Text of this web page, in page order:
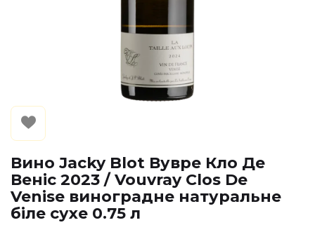
Вино Jacky Blot Вувре Кло Де
Веніс 2023 / Vouvray Clos De
Venise виноградне натуральне
біле сухе 0.75 л